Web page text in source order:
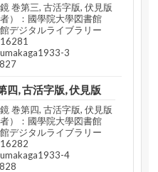
巻第三, 古活字版, 伏見版
）：國學院大學図書館
デジタルライブラリー
3
四, 古活字版, 伏見版
巻第四, 古活字版, 伏見版
）：國學院大學図書館
デジタルライブラリー
4